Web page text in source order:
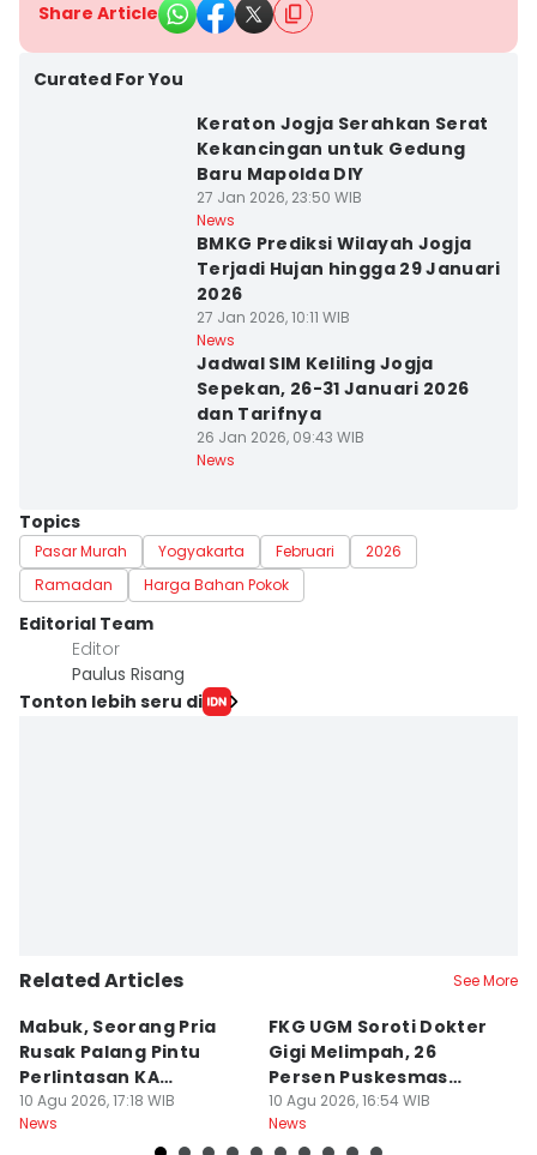
Share Article
Curated For You
Keraton Jogja Serahkan Serat
Kekancingan untuk Gedung
Baru Mapolda DIY
27 Jan 2026, 23:50 WIB
News
BMKG Prediksi Wilayah Jogja
Terjadi Hujan hingga 29 Januari
2026
27 Jan 2026, 10:11 WIB
News
Jadwal SIM Keliling Jogja
Sepekan, 26-31 Januari 2026
dan Tarifnya
26 Jan 2026, 09:43 WIB
News
Topics
Pasar Murah Yogyakarta Februari
2026
Ramadan
Harga Bahan Pokok
Editorial Team
Editor
Paulus Risang
Tonton lebih seru di
Related Articles See More
Mabuk, Seorang Pria
Rusak Palang Pintu
Perlintasan KA
Banyuraden
10 Agu 2026, 17:18 WIB
News
FKG UGM Soroti Dokter
Gigi Melimpah, 26
Persen Puskesmas
Kurang Nakes
10 Agu 2026, 16:54 WIB
News